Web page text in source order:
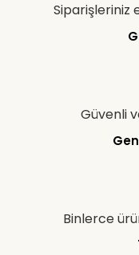
Siparişleriniz
Güvenli
Binlerce